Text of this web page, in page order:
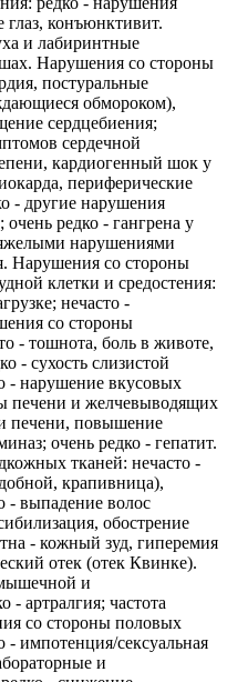
глаз, конъюнктивит.
и лабиринтные
Нарушения со стороны
постуральные
обмороком),
сердцебиения;
сердечной
кардиогенный шок у
периферические
- другие нарушения
редко - гангрена у
нарушениями
Нарушения со стороны
клетки и средостения:
нечасто -
со стороны
- тошнота, боль в животе,
- сухость слизистой
- нарушение вкусовых
печени и желчевыводящих
печени, повышение
очень редко - гепатит.
тканей: нечасто -
крапивница),
- выпадение волос
обострение
- кожный зуд, гиперемия
отек (отек Квинке).
и
- артралгия; частота
со стороны половых
импотенция/сексуальная
и